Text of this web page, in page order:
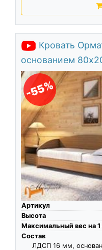
Кровать
основанием
-55%
Артикул
Высота
Максимальный вес на
Состав
ЛДСП 16 мм,